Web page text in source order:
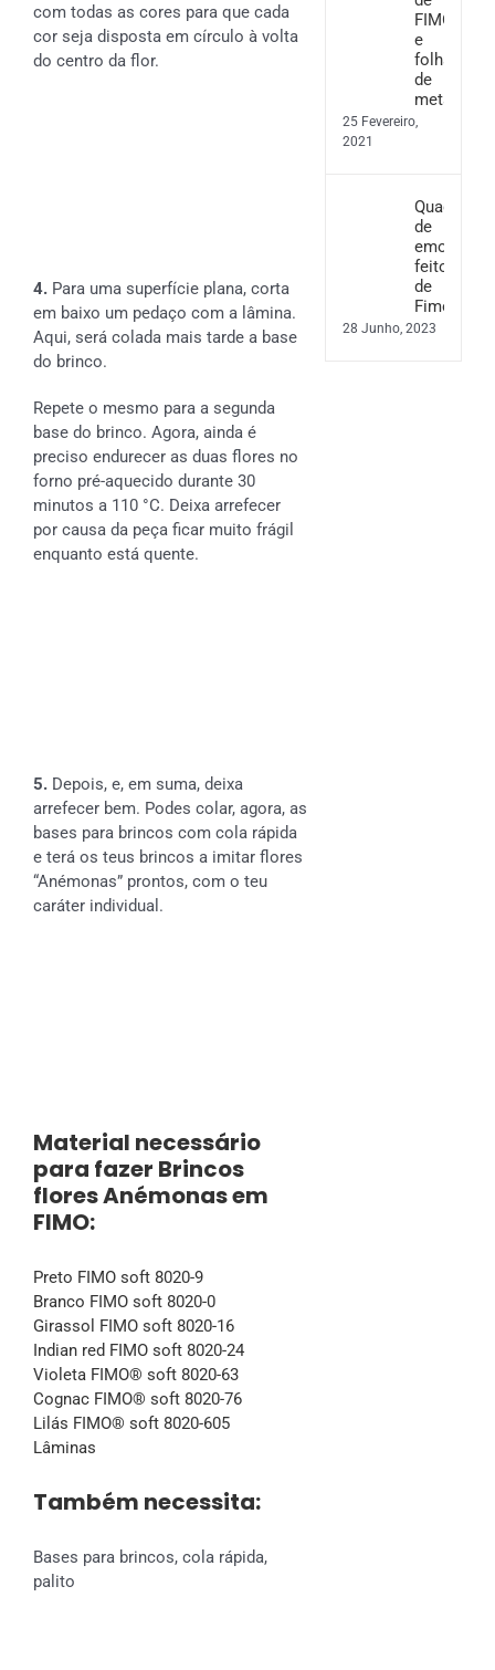
com todas as cores para que cada
cor seja disposta em círculo à volta
do centro da flor.
4. Para uma superfície plana, corta
em baixo um pedaço com a lâmina.
Aqui, será colada mais tarde a base
do brinco.
Repete o mesmo para a segunda
base do brinco. Agora, ainda é
preciso endurecer as duas flores no
forno pré-aquecido durante 30
minutos a 110 °C. Deixa arrefecer
por causa da peça ficar muito frágil
enquanto está quente.
5. Depois, e, em suma, deixa
arrefecer bem. Podes colar, agora, as
bases para brincos com cola rápida
e terá os teus brincos a imitar flores
“Anémonas” prontos, com o teu
caráter individual.
Material necessário
para fazer Brincos
flores Anémonas em
FIMO:
Preto FIMO soft 8020-9
Branco FIMO soft 8020-0
Girassol FIMO soft 8020-16
Indian red FIMO soft 8020-24
Violeta FIMO® soft 8020-63
Cognac FIMO® soft 8020-76
Lilás FIMO® soft 8020-605
Lâminas
Também necessita:
Bases para brincos, cola rápida,
palito
FIMO
e
folha
de
metal
25 Fevereiro,
2021
Quadro
de
emoções
feito
de
Fimo
28 Junho, 2023